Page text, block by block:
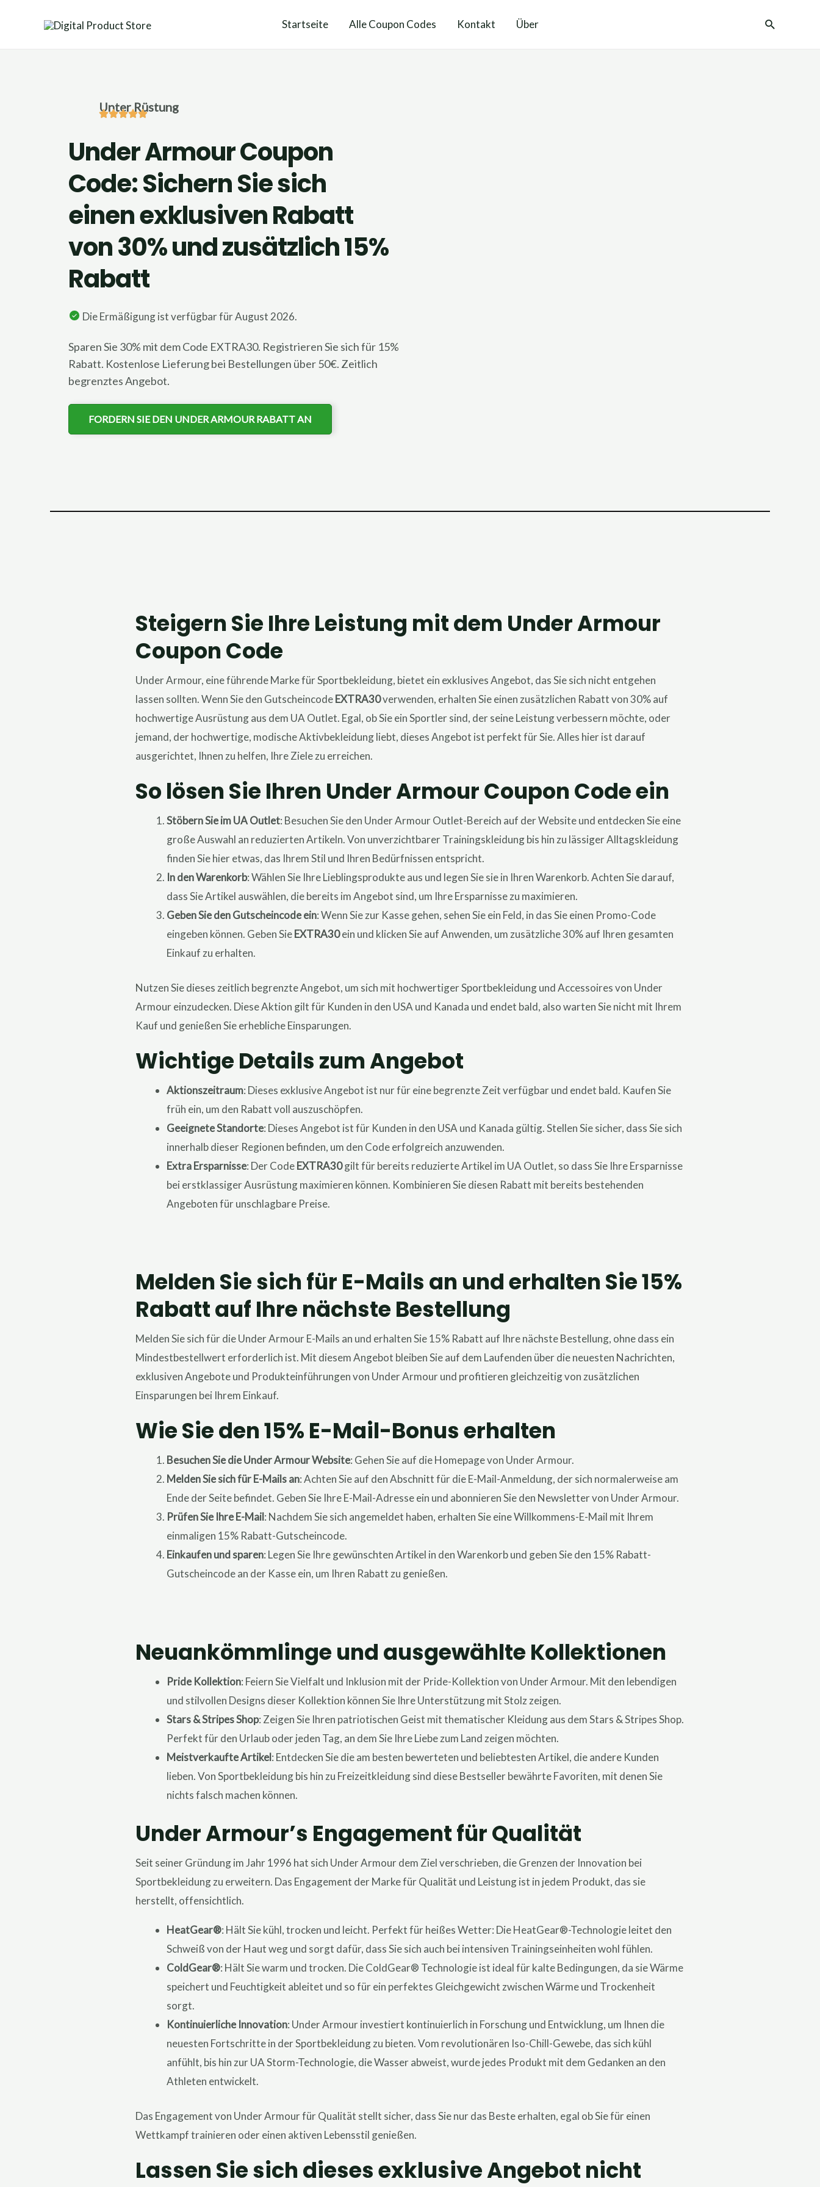
Startseite Alle Coupon Codes Kontakt Über
Unter Rüstung
Under Armour Coupon
Code: Sichern Sie sich
einen exklusiven Rabatt
von 30% und zusätzlich 15%
Rabatt
Die Ermäßigung ist verfügbar für August 2026.
Sparen Sie 30% mit dem Code EXTRA30. Registrieren Sie sich für 15%
Rabatt. Kostenlose Lieferung bei Bestellungen über 50€. Zeitlich
begrenztes Angebot.
FORDERN SIE DEN UNDER ARMOUR RABATT AN
Steigern Sie Ihre Leistung mit dem Under Armour
Coupon Code
Under Armour, eine führende Marke für Sportbekleidung, bietet ein exklusives Angebot, das Sie sich nicht entgehen
lassen sollten. Wenn Sie den GutscheincodeEXTRA30verwenden, erhalten Sie einen zusätzlichen Rabatt von 30% auf
hochwertige Ausrüstung aus dem UA Outlet. Egal, ob Sie ein Sportler sind, der seine Leistung verbessern möchte, oder
jemand, der hochwertige, modische Aktivbekleidung liebt, dieses Angebot ist perfekt für Sie. Alles hier ist darauf
ausgerichtet, Ihnen zu helfen, Ihre Ziele zu erreichen.
So lösen Sie Ihren Under Armour Coupon Code ein
Stöbern Sie im UA Outlet: Besuchen Sie den Under Armour Outlet-Bereich auf der Website und entdecken Sie eine
große Auswahl an reduzierten Artikeln. Von unverzichtbarer Trainingskleidung bis hin zu lässiger Alltagskleidung
finden Sie hier etwas, das Ihrem Stil und Ihren Bedürfnissen entspricht.
In den Warenkorb: Wählen Sie Ihre Lieblingsprodukte aus und legen Sie sie in Ihren Warenkorb. Achten Sie darauf,
dass Sie Artikel auswählen, die bereits im Angebot sind, um Ihre Ersparnisse zu maximieren.
Geben Sie den Gutscheincode ein: Wenn Sie zur Kasse gehen, sehen Sie ein Feld, in das Sie einen Promo-Code
eingeben können. Geben SieEXTRA30ein und klicken Sie auf Anwenden, um zusätzliche 30% auf Ihren gesamten
Einkauf zu erhalten.
Nutzen Sie dieses zeitlich begrenzte Angebot, um sich mit hochwertiger Sportbekleidung und Accessoires von Under
Armour einzudecken. Diese Aktion gilt für Kunden in den USA und Kanada und endet bald, also warten Sie nicht mit Ihrem
Kauf und genießen Sie erhebliche Einsparungen.
Wichtige Details zum Angebot
Aktionszeitraum: Dieses exklusive Angebot ist nur für eine begrenzte Zeit verfügbar und endet bald. Kaufen Sie
früh ein, um den Rabatt voll auszuschöpfen.
Geeignete Standorte: Dieses Angebot ist für Kunden in den USA und Kanada gültig. Stellen Sie sicher, dass Sie sich
innerhalb dieser Regionen befinden, um den Code erfolgreich anzuwenden.
Extra Ersparnisse: Der CodeEXTRA30gilt für bereits reduzierte Artikel im UA Outlet, so dass Sie Ihre Ersparnisse
bei erstklassiger Ausrüstung maximieren können. Kombinieren Sie diesen Rabatt mit bereits bestehenden
Angeboten für unschlagbare Preise.
Melden Sie sich für E-Mails an und erhalten Sie 15%
Rabatt auf Ihre nächste Bestellung
Melden Sie sich für die Under Armour E-Mails an und erhalten Sie 15% Rabatt auf Ihre nächste Bestellung, ohne dass ein
Mindestbestellwert erforderlich ist. Mit diesem Angebot bleiben Sie auf dem Laufenden über die neuesten Nachrichten,
exklusiven Angebote und Produkteinführungen von Under Armour und profitieren gleichzeitig von zusätzlichen
Einsparungen bei Ihrem Einkauf.
Wie Sie den 15% E-Mail-Bonus erhalten
Besuchen Sie die Under Armour Website: Gehen Sie auf die Homepage von Under Armour.
Melden Sie sich für E-Mails an: Achten Sie auf den Abschnitt für die E-Mail-Anmeldung, der sich normalerweise am
Ende der Seite befindet. Geben Sie Ihre E-Mail-Adresse ein und abonnieren Sie den Newsletter von Under Armour.
Prüfen Sie Ihre E-Mail: Nachdem Sie sich angemeldet haben, erhalten Sie eine Willkommens-E-Mail mit Ihrem
einmaligen 15% Rabatt-Gutscheincode.
Einkaufen und sparen: Legen Sie Ihre gewünschten Artikel in den Warenkorb und geben Sie den 15% Rabatt-
Gutscheincode an der Kasse ein, um Ihren Rabatt zu genießen.
Neuankömmlinge und ausgewählte Kollektionen
Pride Kollektion: Feiern Sie Vielfalt und Inklusion mit der Pride-Kollektion von Under Armour. Mit den lebendigen
und stilvollen Designs dieser Kollektion können Sie Ihre Unterstützung mit Stolz zeigen.
Stars & Stripes Shop: Zeigen Sie Ihren patriotischen Geist mit thematischer Kleidung aus dem Stars & Stripes Shop.
Perfekt für den Urlaub oder jeden Tag, an dem Sie Ihre Liebe zum Land zeigen möchten.
Meistverkaufte Artikel: Entdecken Sie die am besten bewerteten und beliebtesten Artikel, die andere Kunden
lieben. Von Sportbekleidung bis hin zu Freizeitkleidung sind diese Bestseller bewährte Favoriten, mit denen Sie
nichts falsch machen können.
Under Armour’s Engagement für Qualität
Seit seiner Gründung im Jahr 1996 hat sich Under Armour dem Ziel verschrieben, die Grenzen der Innovation bei
Sportbekleidung zu erweitern. Das Engagement der Marke für Qualität und Leistung ist in jedem Produkt, das sie
herstellt, offensichtlich.
HeatGear®: Hält Sie kühl, trocken und leicht. Perfekt für heißes Wetter: Die HeatGear®-Technologie leitet den
Schweiß von der Haut weg und sorgt dafür, dass Sie sich auch bei intensiven Trainingseinheiten wohl fühlen.
ColdGear®: Hält Sie warm und trocken. Die ColdGear® Technologie ist ideal für kalte Bedingungen, da sie Wärme
speichert und Feuchtigkeit ableitet und so für ein perfektes Gleichgewicht zwischen Wärme und Trockenheit
sorgt.
Kontinuierliche Innovation: Under Armour investiert kontinuierlich in Forschung und Entwicklung, um Ihnen die
neuesten Fortschritte in der Sportbekleidung zu bieten. Vom revolutionären Iso-Chill-Gewebe, das sich kühl
anfühlt, bis hin zur UA Storm-Technologie, die Wasser abweist, wurde jedes Produkt mit dem Gedanken an den
Athleten entwickelt.
Das Engagement von Under Armour für Qualität stellt sicher, dass Sie nur das Beste erhalten, egal ob Sie für einen
Wettkampf trainieren oder einen aktiven Lebensstil genießen.
Lassen Sie sich dieses exklusive Angebot nicht